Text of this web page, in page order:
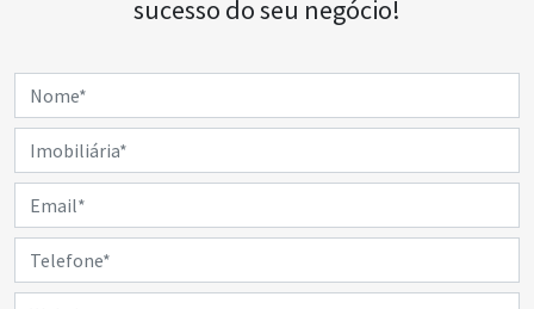
sucesso do seu negócio!